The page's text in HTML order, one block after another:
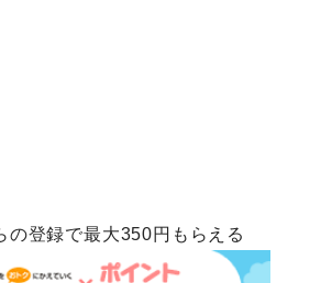
の登録で最大350円もらえる